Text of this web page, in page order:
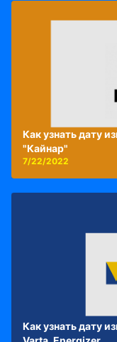
Как узнать дату
"Кайнар"
7/22/2022
Как узнать дату